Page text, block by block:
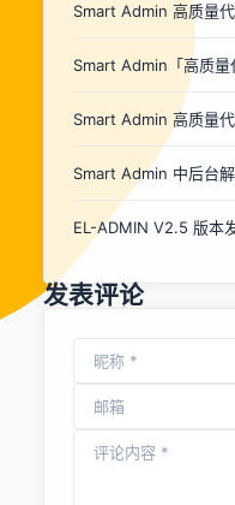
在开发上尽可能将模
统。也封装了很多实
更新 Laravel 到最新
Schema 字段数据 新
段无法删除 删除
型 thinkphp 8.0 版
修复模型错误
Smart Admin 高质量
Smart Admin「高质
Smart Admin 高质量
Smart Admin 中后台
EL-ADMIN V2.5 版本
发表评论